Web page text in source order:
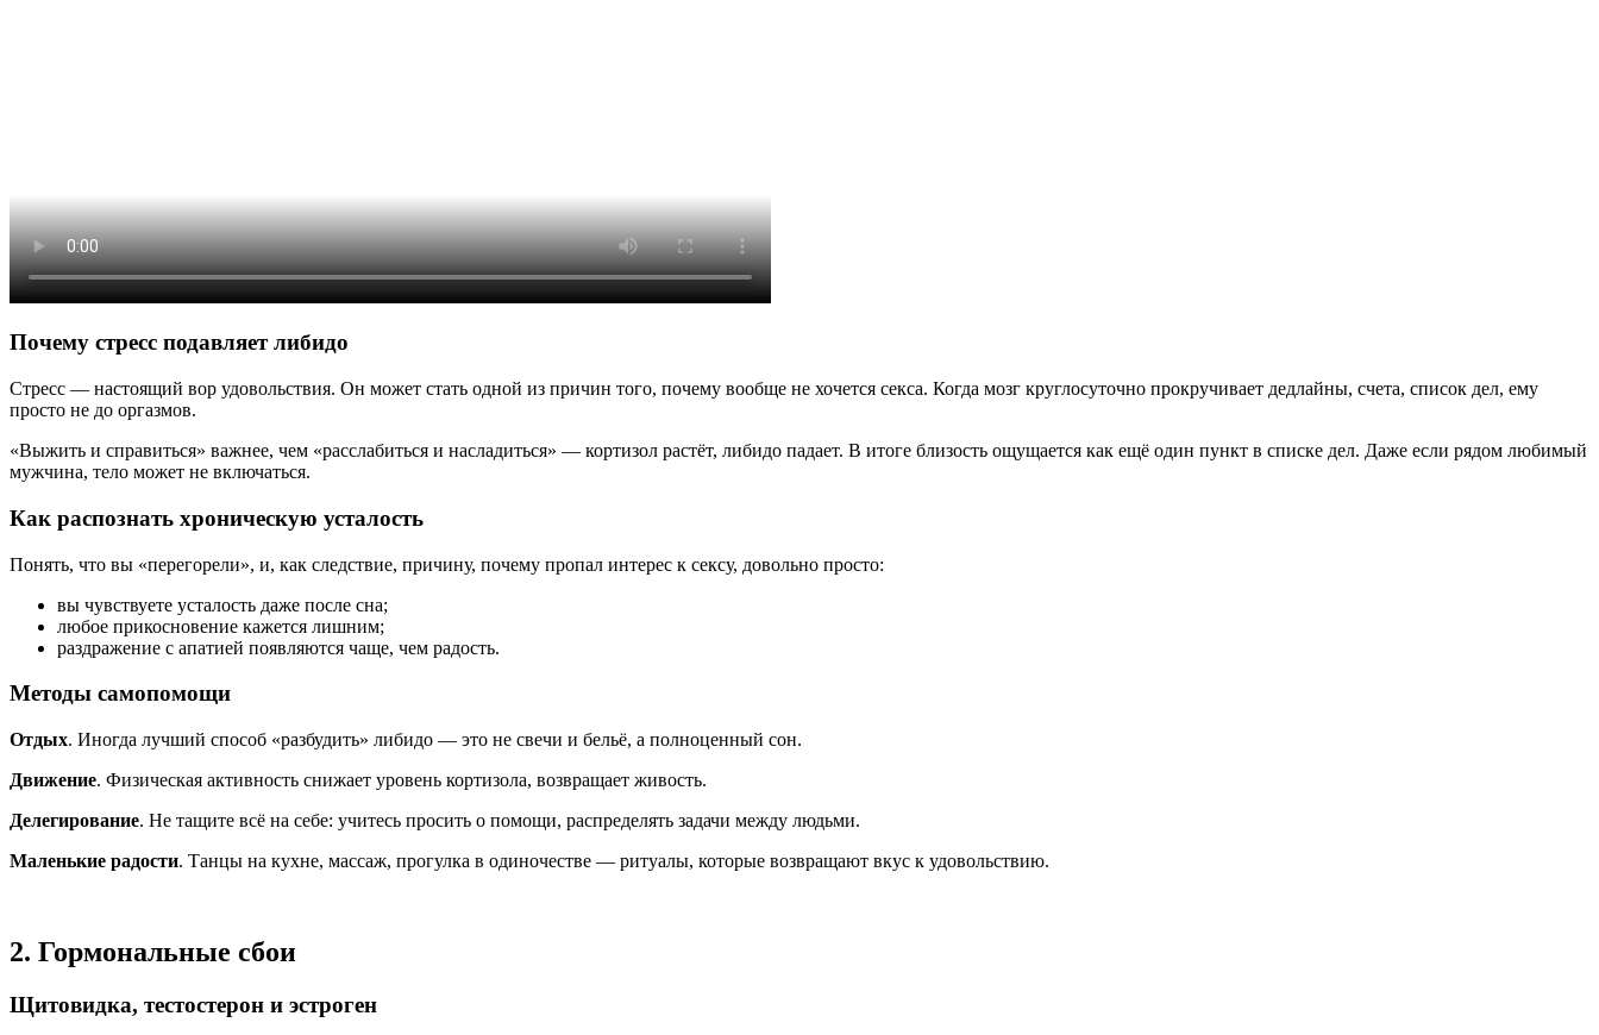
Почему стресс подавляет либидо
Стресс — настоящий вор удовольствия. Он может стать одной из причин того, почему вообще не хочется секса. Когда мозг круглосуточно прокручивает дедлайны, счета, список дел, ему
просто не до оргазмов.
«Выжить и справиться» важнее, чем «расслабиться и насладиться» — кортизол растёт, либидо падает. В итоге близость ощущается как ещё один пункт в списке дел. Даже если рядом любимый
мужчина, тело может не включаться.
Как распознать хроническую усталость
Понять, что вы «перегорели», и, как следствие, причину, почему пропал интерес к сексу, довольно просто:
вы чувствуете усталость даже после сна;
любое прикосновение кажется лишним;
раздражение с апатией появляются чаще, чем радость.
Методы самопомощи
Отдых. Иногда лучший способ «разбудить» либидо — это не свечи и бельё, а полноценный сон.
Движение. Физическая активность снижает уровень кортизола, возвращает живость.
Делегирование. Не тащите всё на себе: учитесь просить о помощи, распределять задачи между людьми.
Маленькие радости. Танцы на кухне, массаж, прогулка в одиночестве — ритуалы, которые возвращают вкус к удовольствию.
2. Гормональные сбои
Щитовидка, тестостерон и эстроген